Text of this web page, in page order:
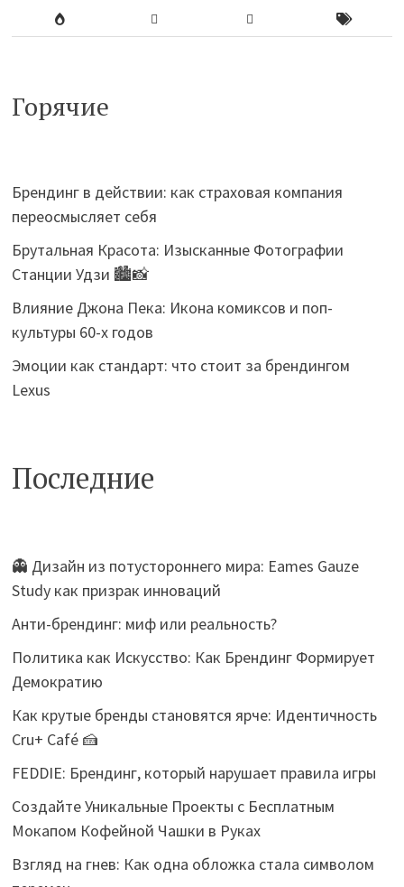
Горячие
Брендинг в действии: как страховая компания
переосмысляет себя
Брутальная Красота: Изысканные Фотографии
Станции Удзи 🏙️📸
Влияние Джона Пека: Икона комиксов и поп-
культуры 60-х годов
Эмоции как стандарт: что стоит за брендингом
Lexus
Последние
👻 Дизайн из потустороннего мира: Eames Gauze
Study как призрак инноваций
Анти-брендинг: миф или реальность?
Политика как Искусство: Как Брендинг Формирует
Демократию
Как крутые бренды становятся ярче: Идентичность
Cru+ Café 🍰
FEDDIE: Брендинг, который нарушает правила игры
Создайте Уникальные Проекты с Бесплатным
Мокапом Кофейной Чашки в Руках
Взгляд на гнев: Как одна обложка стала символом